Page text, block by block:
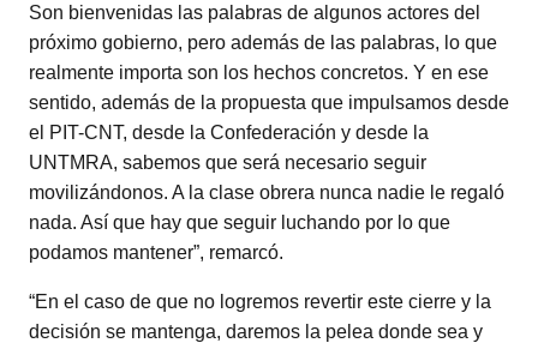
Son bienvenidas las palabras de algunos actores del
próximo gobierno, pero además de las palabras, lo que
realmente importa son los hechos concretos. Y en ese
sentido, además de la propuesta que impulsamos desde
el PIT-CNT, desde la Confederación y desde la
UNTMRA, sabemos que será necesario seguir
movilizándonos. A la clase obrera nunca nadie le regaló
nada. Así que hay que seguir luchando por lo que
podamos mantener”, remarcó.
“En el caso de que no logremos revertir este cierre y la
decisión se mantenga, daremos la pelea donde sea y